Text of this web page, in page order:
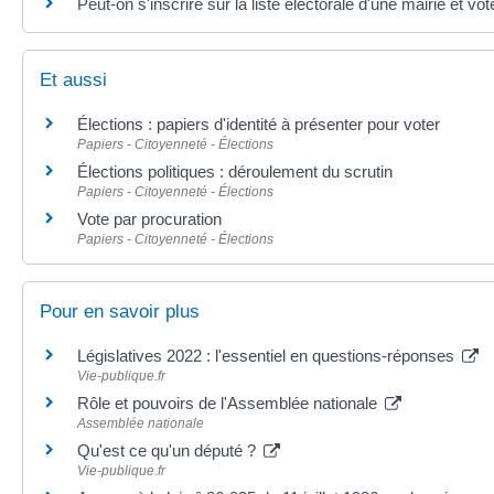
Peut-on s'inscrire sur la liste électorale d'une mairie et
Et aussi
Élections : papiers d'identité à présenter pour voter
Papiers - Citoyenneté - Élections
Élections politiques : déroulement du scrutin
Papiers - Citoyenneté - Élections
Vote par procuration
Papiers - Citoyenneté - Élections
Pour en savoir plus
Législatives 2022 : l'essentiel en questions-réponses
Vie-publique.fr
Rôle et pouvoirs de l'Assemblée nationale
Assemblée nationale
Qu'est ce qu'un député ?
Vie-publique.fr